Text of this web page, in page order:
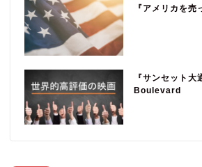
『アメリカを
『サンセット
Boulevard